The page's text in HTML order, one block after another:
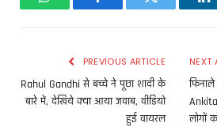
WhatsAppFacebookTwitter
PREVIOUS ARTICLE
Rahul Gandhi से बच्चे ने पूछा शादी के
बारे में, देखिये क्या आया जवाब, वीडियो
हुई वायरल
NEXT
लोगों